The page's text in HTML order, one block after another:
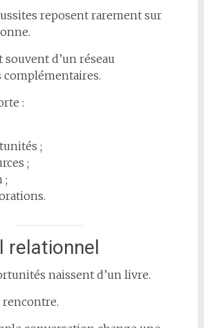
reposent rarement sur
d’un réseau
complémentaires.
:
;
;
;
relationnel
naissent d’un livre.
rencontre.